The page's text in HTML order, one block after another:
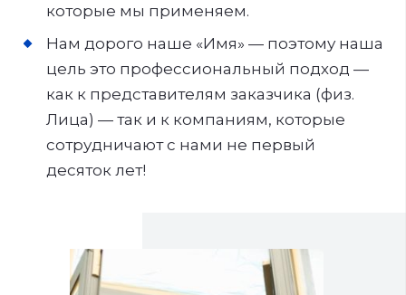
которые мы применяем.
Нам дорого наше «Имя» — поэтому наша
цель это профессиональный подход —
как к представителям заказчика (физ.
Лица) — так и к компаниям, которые
сотрудничают с нами не первый
десяток лет!